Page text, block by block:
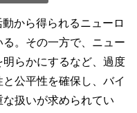
から得られるニューロ
。その一方で、ニュー
らかにするなど、過度
公平性を確保し、バイ
扱いが求められてい